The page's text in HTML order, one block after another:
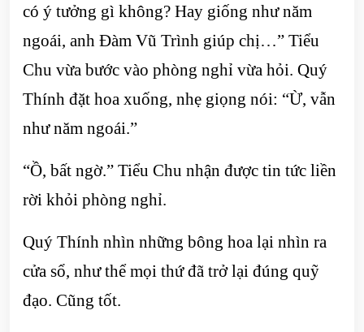
có ý tưởng ​​gì không? Hay giống như năm
ngoái, anh Đàm Vũ Trình giúp chị…” Tiểu
Chu vừa bước vào phòng nghỉ vừa hỏi. Quý
Thính đặt hoa xuống, nhẹ giọng nói: “Ừ, vẫn
như năm ngoái.”
“Ồ, bất ngờ.” Tiểu Chu nhận được tin tức liền
rời khỏi phòng nghỉ.
Quý Thính nhìn những bông hoa lại nhìn ra
cửa sổ, như thể mọi thứ đã trở lại đúng quỹ
đạo. Cũng tốt.